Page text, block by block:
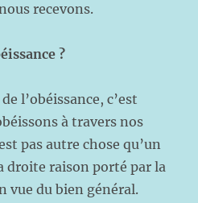
recevons.
?
l’obéissance, c’est
à travers nos
pas autre chose qu’un
droite raison porté par la
vue du bien général.